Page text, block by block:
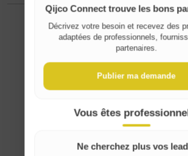
Where do you live?
Belgique / België
France
Qijco Connect trouve les bons
Décrivez votre besoin et recevez des
adaptées de professionnels,
partenaires.
Publier ma demande
Vous êtes
Ne cherchez plus vos